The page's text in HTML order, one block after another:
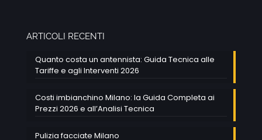
ARTICOLI RECENTI
Quanto costa un antennista: Guida Tecnica alle
Tariffe e agli Interventi 2026
Costi imbianchino Milano: la Guida Completa ai
Prezzi 2026 e all’Analisi Tecnica
Pulizia facciate Milano